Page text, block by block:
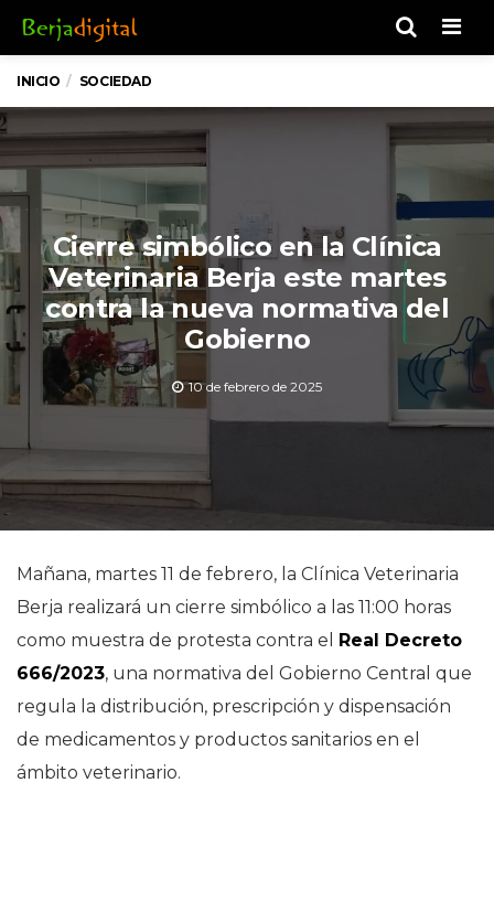
INICIO SOCIEDAD
Cierre simbólico en la Clínica
Veterinaria Berja este martes
contra la nueva normativa del
Gobierno
10 de febrero de 2025
Mañana, martes 11 de febrero, la Clínica Veterinaria
Berja realizará un cierre simbólico a las 11:00 horas
como muestra de protesta contra el Real Decreto
666/2023, una normativa del Gobierno Central que
regula la distribución, prescripción y dispensación
de medicamentos y productos sanitarios en el
ámbito veterinario.